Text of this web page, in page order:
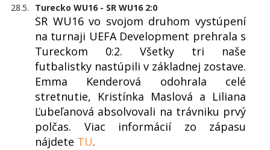
28.5. Turecko WU16 - SR WU16 2:0
SR WU16 vo svojom druhom vystúpení
na turnaji UEFA Development prehrala s
Tureckom 0:2. Všetky tri naše
futbalistky nastúpili v základnej zostave.
Emma Kenderová odohrala celé
stretnutie, Kristínka Maslová a Liliana
Ľubeľanová absolvovali na trávniku prvý
polčas. Viac informácií zo zápasu
nájdete TU.